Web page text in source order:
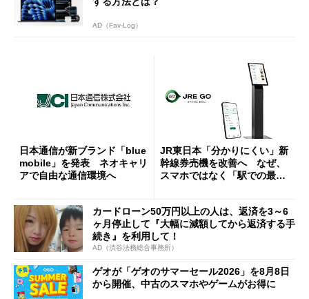
AD（Fav-Log）
日本通信が新ブランド「blue
mobile」を発表 ネオキャリ
アで自由な通信環境へ
JR東日本「分かりにくい」新
幹線券売機を改善へ なぜ、
スマホではなく「駅での最短
カードローン50万円以上の人は、返済を3～6
ヶ月停止して『大幅に減額してから返済する手
続き』を利用して！
AD（渋谷法務総合事務所）
ゲオが「ゲオのサマーセール2026」を8月8日
から開催、中古のスマホやゲームがお得に